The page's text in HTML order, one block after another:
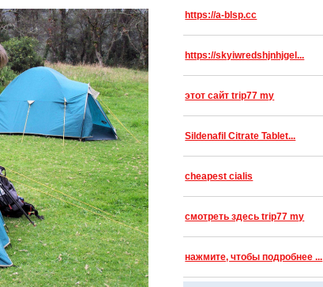
https://a-blsp.cc
https://skyiwredshjnhjgel...
этот сайт trip77 my
Sildenafil Citrate Tablet...
cheapest cialis
смотреть здесь trip77 my
нажмите, чтобы подробнее ...